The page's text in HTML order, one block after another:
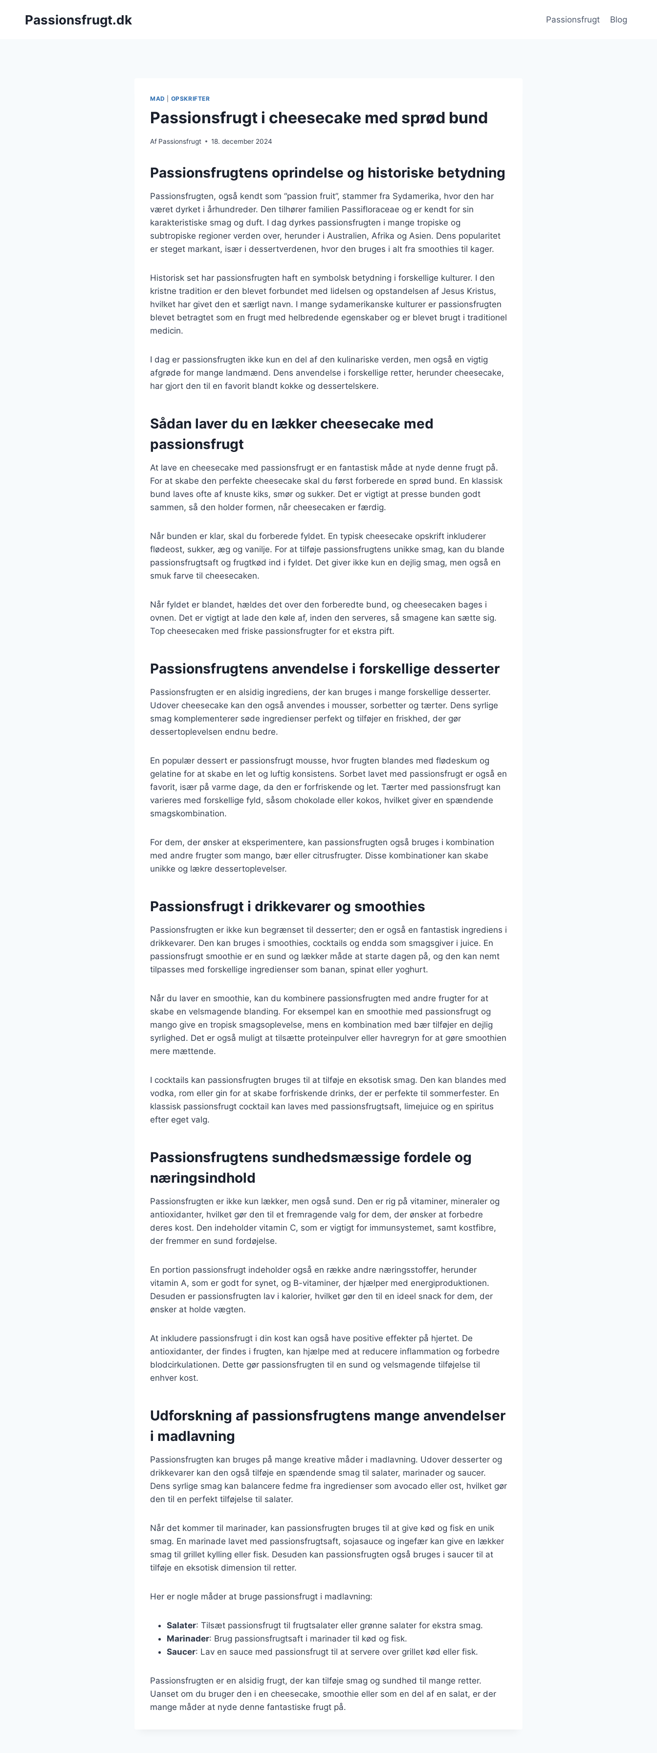
Passionsfrugt.dk Passionsfrugt Blog
MAD OPSKRIFTER
Passionsfrugt i cheesecake med sprød bund
Af Passionsfrugt 18. december 2024
Passionsfrugtens oprindelse og historiske betydning
Passionsfrugten, også kendt som “passion fruit”, stammer fra Sydamerika, hvor den har
været dyrket i århundreder. Den tilhører familien Passifloraceae og er kendt for sin
karakteristiske smag og duft. I dag dyrkes passionsfrugten i mange tropiske og
subtropiske regioner verden over, herunder i Australien, Afrika og Asien. Dens popularitet
er steget markant, især i dessertverdenen, hvor den bruges i alt fra smoothies til kager.
Historisk set har passionsfrugten haft en symbolsk betydning i forskellige kulturer. I den
kristne tradition er den blevet forbundet med lidelsen og opstandelsen af Jesus Kristus,
hvilket har givet den et særligt navn. I mange sydamerikanske kulturer er passionsfrugten
blevet betragtet som en frugt med helbredende egenskaber og er blevet brugt i traditionel
medicin.
I dag er passionsfrugten ikke kun en del af den kulinariske verden, men også en vigtig
afgrøde for mange landmænd. Dens anvendelse i forskellige retter, herunder cheesecake,
har gjort den til en favorit blandt kokke og dessertelskere.
Sådan laver du en lækker cheesecake med
passionsfrugt
At lave en cheesecake med passionsfrugt er en fantastisk måde at nyde denne frugt på.
For at skabe den perfekte cheesecake skal du først forberede en sprød bund. En klassisk
bund laves ofte af knuste kiks, smør og sukker. Det er vigtigt at presse bunden godt
sammen, så den holder formen, når cheesecaken er færdig.
Når bunden er klar, skal du forberede fyldet. En typisk cheesecake opskrift inkluderer
flødeost, sukker, æg og vanilje. For at tilføje passionsfrugtens unikke smag, kan du blande
passionsfrugtsaft og frugtkød ind i fyldet. Det giver ikke kun en dejlig smag, men også en
smuk farve til cheesecaken.
Når fyldet er blandet, hældes det over den forberedte bund, og cheesecaken bages i
ovnen. Det er vigtigt at lade den køle af, inden den serveres, så smagene kan sætte sig.
Top cheesecaken med friske passionsfrugter for et ekstra pift.
Passionsfrugtens anvendelse i forskellige desserter
Passionsfrugten er en alsidig ingrediens, der kan bruges i mange forskellige desserter.
Udover cheesecake kan den også anvendes i mousser, sorbetter og tærter. Dens syrlige
smag komplementerer søde ingredienser perfekt og tilføjer en friskhed, der gør
dessertoplevelsen endnu bedre.
En populær dessert er passionsfrugt mousse, hvor frugten blandes med flødeskum og
gelatine for at skabe en let og luftig konsistens. Sorbet lavet med passionsfrugt er også en
favorit, især på varme dage, da den er forfriskende og let. Tærter med passionsfrugt kan
varieres med forskellige fyld, såsom chokolade eller kokos, hvilket giver en spændende
smagskombination.
For dem, der ønsker at eksperimentere, kan passionsfrugten også bruges i kombination
med andre frugter som mango, bær eller citrusfrugter. Disse kombinationer kan skabe
unikke og lækre dessertoplevelser.
Passionsfrugt i drikkevarer og smoothies
Passionsfrugten er ikke kun begrænset til desserter; den er også en fantastisk ingrediens i
drikkevarer. Den kan bruges i smoothies, cocktails og endda som smagsgiver i juice. En
passionsfrugt smoothie er en sund og lækker måde at starte dagen på, og den kan nemt
tilpasses med forskellige ingredienser som banan, spinat eller yoghurt.
Når du laver en smoothie, kan du kombinere passionsfrugten med andre frugter for at
skabe en velsmagende blanding. For eksempel kan en smoothie med passionsfrugt og
mango give en tropisk smagsoplevelse, mens en kombination med bær tilføjer en dejlig
syrlighed. Det er også muligt at tilsætte proteinpulver eller havregryn for at gøre smoothien
mere mættende.
I cocktails kan passionsfrugten bruges til at tilføje en eksotisk smag. Den kan blandes med
vodka, rom eller gin for at skabe forfriskende drinks, der er perfekte til sommerfester. En
klassisk passionsfrugt cocktail kan laves med passionsfrugtsaft, limejuice og en spiritus
efter eget valg.
Passionsfrugtens sundhedsmæssige fordele og
næringsindhold
Passionsfrugten er ikke kun lækker, men også sund. Den er rig på vitaminer, mineraler og
antioxidanter, hvilket gør den til et fremragende valg for dem, der ønsker at forbedre
deres kost. Den indeholder vitamin C, som er vigtigt for immunsystemet, samt kostfibre,
der fremmer en sund fordøjelse.
En portion passionsfrugt indeholder også en række andre næringsstoffer, herunder
vitamin A, som er godt for synet, og B-vitaminer, der hjælper med energiproduktionen.
Desuden er passionsfrugten lav i kalorier, hvilket gør den til en ideel snack for dem, der
ønsker at holde vægten.
At inkludere passionsfrugt i din kost kan også have positive effekter på hjertet. De
antioxidanter, der findes i frugten, kan hjælpe med at reducere inflammation og forbedre
blodcirkulationen. Dette gør passionsfrugten til en sund og velsmagende tilføjelse til
enhver kost.
Udforskning af passionsfrugtens mange anvendelser
i madlavning
Passionsfrugten kan bruges på mange kreative måder i madlavning. Udover desserter og
drikkevarer kan den også tilføje en spændende smag til salater, marinader og saucer.
Dens syrlige smag kan balancere fedme fra ingredienser som avocado eller ost, hvilket gør
den til en perfekt tilføjelse til salater.
Når det kommer til marinader, kan passionsfrugten bruges til at give kød og fisk en unik
smag. En marinade lavet med passionsfrugtsaft, sojasauce og ingefær kan give en lækker
smag til grillet kylling eller fisk. Desuden kan passionsfrugten også bruges i saucer til at
tilføje en eksotisk dimension til retter.
Her er nogle måder at bruge passionsfrugt i madlavning:
Salater: Tilsæt passionsfrugt til frugtsalater eller grønne salater for ekstra smag.
Marinader: Brug passionsfrugtsaft i marinader til kød og fisk.
Saucer: Lav en sauce med passionsfrugt til at servere over grillet kød eller fisk.
Passionsfrugten er en alsidig frugt, der kan tilføje smag og sundhed til mange retter.
Uanset om du bruger den i en cheesecake, smoothie eller som en del af en salat, er der
mange måder at nyde denne fantastiske frugt på.